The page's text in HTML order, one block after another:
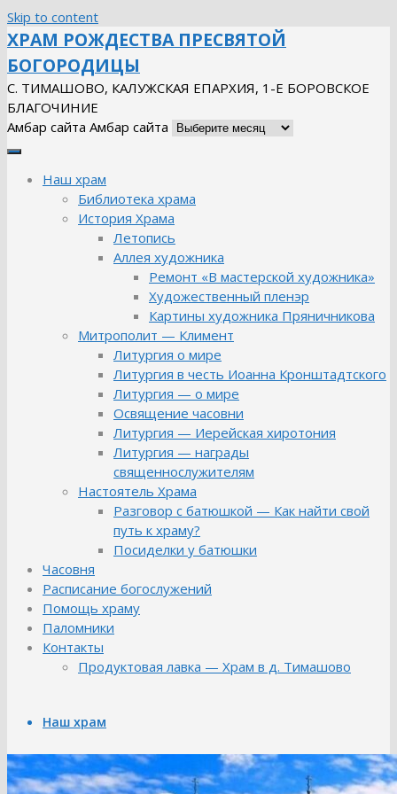
Skip to content
ХРАМ РОЖДЕСТВА ПРЕСВЯТОЙ
БОГОРОДИЦЫ
С. ТИМАШОВО, КАЛУЖСКАЯ ЕПАРХИЯ, 1-Е БОРОВСКОЕ
БЛАГОЧИНИЕ
Амбар сайта Амбар сайта
Наш храм
Библиотека храма
История Храма
Летопись
Аллея художника
Ремонт «В мастерской художника»
Художественный пленэр
Картины художника Пряничникова
Митрополит — Климент
Литургия о мире
Литургия в честь Иоанна Кронштадтского
Литургия — о мире
Освящение часовни
Литургия — Иерейская хиротония
Литургия — награды
священнослужителям
Настоятель Храма
Разговор с батюшкой — Как найти свой
путь к храму?
Посиделки у батюшки
Часовня
Расписание богослужений
Помощь храму
Паломники
Контакты
Продуктовая лавка — Храм в д. Тимашово
Наш храм
Библиотека храма
История Храма